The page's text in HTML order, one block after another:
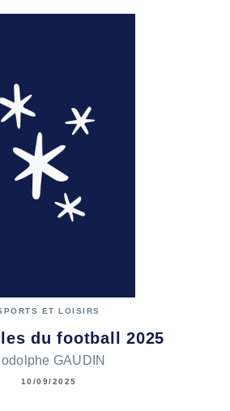
ET LOISIRS
du football 2025
GAUDIN
10/09/2025